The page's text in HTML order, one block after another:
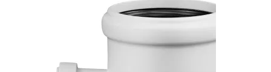
Rørsystemer